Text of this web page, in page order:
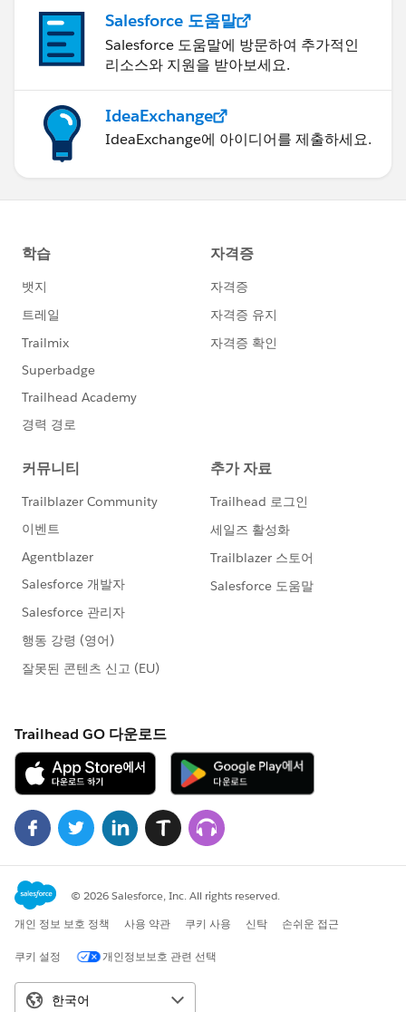
Salesforce 도움말
Salesforce 도움말에 방문하여 추가적인
리소스와 지원을 받아보세요.
IdeaExchange
IdeaExchange에 아이디어를 제출하세요.